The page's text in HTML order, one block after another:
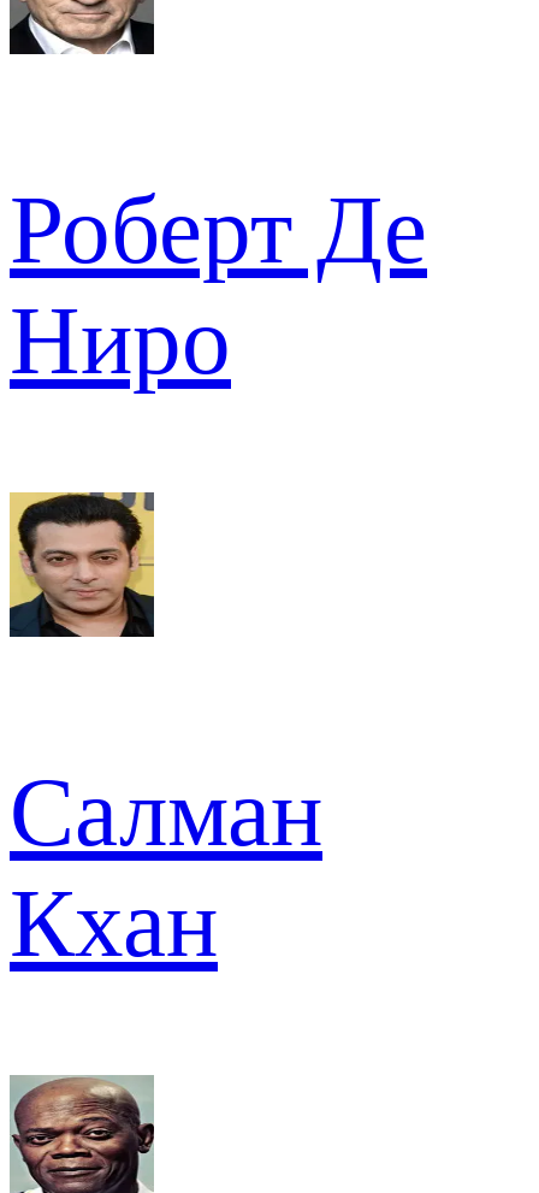
Роберт Де
Ниро
Салман
Кхан